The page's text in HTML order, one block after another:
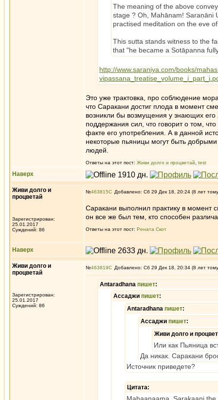
The meaning of the above
stage ? Oh, Mahānam! Saraṇāni
practised meditation on the eve
This sutta stands witness to the
that "he became a Sotāpanna
http://www.saraniya.com/books/
Это уже трактовка, про соблюдение
что Саракани достиг плода в момент
возникли бы возмущения у знающих
поддержания сил, что говорит о том,
факте его употребления. А в данной
некоторые пьяницы могут быть
людей.
Ответы на этот пост: Живи долго и процветай test
Наверх
Живи долго и
процветай
Зарегистрирован:
25.01.2017
Суждений: 86
№463815 Добавлено: Сб 29 Дек 18, 20:24 (8 лет
Саракани выполнил практику в момент
он все же был тем, кто способен
Ответы на этот пост: Рената Скот
Наверх
Живи долго и
процветай
Зарегистрирован:
25.01.2017
Суждений: 86
№463819 Добавлено: Сб 29 Дек 18, 20:34 (8 лет
Antaradhana пишет:
Ассаджи пишет:
Antaradhana пишет:
Ассаджи пишет:
Живи долго и
Или как Пьяница
Да никак. Саракани
Источник приведете?
Цитата: